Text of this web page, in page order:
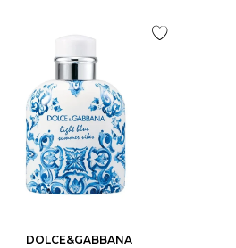
DOLCE&GABBANA